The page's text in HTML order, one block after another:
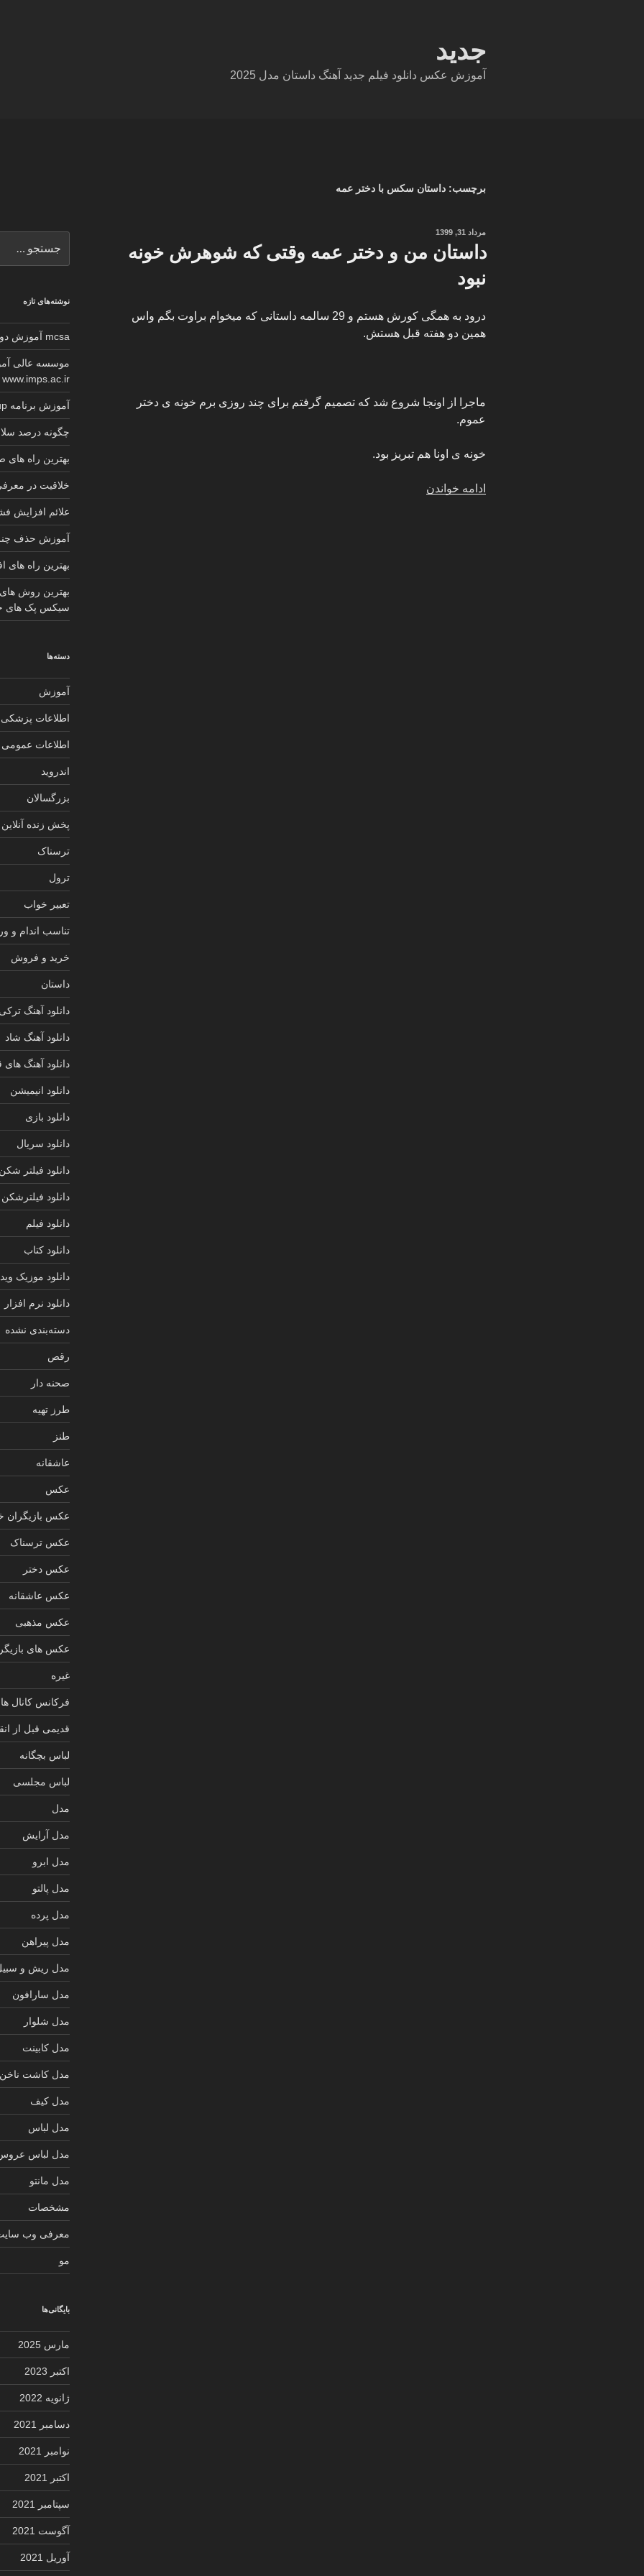
جدید
آموزش عکس دانلود فیلم جدید آهنگ داستان مدل 2025
برچسب: داستان سکس با دختر عمه
نوشته‌شده
مرداد 31, 1399
داستان من و دختر عمه وقتی که شوهرش خونه
نبود
درود به همگی کورش هستم و 29 سالمه داستانی که میخوام براوت بگم واس
همین دو هفته قبل هستش.
ماجرا از اونجا شروع شد که تصمیم گرفتم برای چند روزی برم خونه ی دختر
عموم.
خونه ی اونا هم تبریز بود.
ادامه خواندن
برای
نوشته‌های تازه
mcsa آموزش دوره کامل گواهینامه معتبر مایکروسافت
موسسه عالی
www.imps.ac.ir
آموزش برنامه sketchup کابینت 2025
چگونه درصد
بهترین راه
خلاقیت در
علائم افزایش
آموزش حذف
بهترین راه های
بهترین روش
سیکس پک های
دسته‌ها
آموزش
اطلاعات پزشکی
اطلاعات عمومی
اندروید
بزرگسالان
پخش زنده آنلاین
ترسناک
ترول
تعبیر خواب
تناسب اندام و
خرید و فروش
داستان
دانلود آهنگ
دانلود آهنگ شاد
دانلود آهنگ
دانلود انیمیشن
دانلود بازی
دانلود سریال
دانلود فیلتر
دانلود فیلترشکن
دانلود فیلم
دانلود کتاب
دانلود موزیک
دانلود نرم افزار
دسته‌بندی نشده
رقص
صحنه دار
طرز تهیه
طنز
عاشقانه
عکس
عکس بازیگران
عکس ترسناک
عکس دختر
عکس عاشقانه
عکس مذهبی
عکس های
غیره
فرکانس کانال
قدیمی قبل از
لباس بچگانه
لباس مجلسی
مدل
مدل آرایش
مدل ابرو
مدل پالتو
مدل پرده
مدل پیراهن
مدل ریش و
مدل سارافون
مدل شلوار
مدل کابینت
مدل کاشت ناخن
مدل کیف
مدل لباس
مدل لباس
مدل مانتو
مشخصات
معرفی وب
مو
بایگانی‌ها
مارس 2025
اکتبر 2023
ژانویه 2022
دسامبر 2021
نوامبر 2021
اکتبر 2021
سپتامبر 2021
آگوست 2021
آوریل 2021